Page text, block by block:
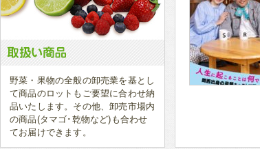
野菜・果物の全般の卸売業を基とし
て商品のロットもご要望に合わせ納
品いたします。その他、卸売市場内
の商品(タマゴ･乾物など)も合わせ
てお届けできます。